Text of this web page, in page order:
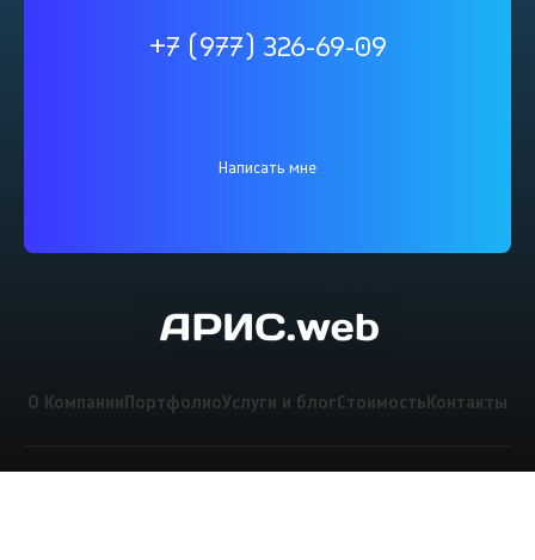
+7 (977) 326-69-09
Написать мне
О КомпанииПортфолиоУслуги и блогСтоимостьКонтакты